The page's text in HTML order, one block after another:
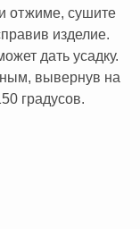
отжиме, сушите
изделие.
дать усадку.
вывернув на
градусов.